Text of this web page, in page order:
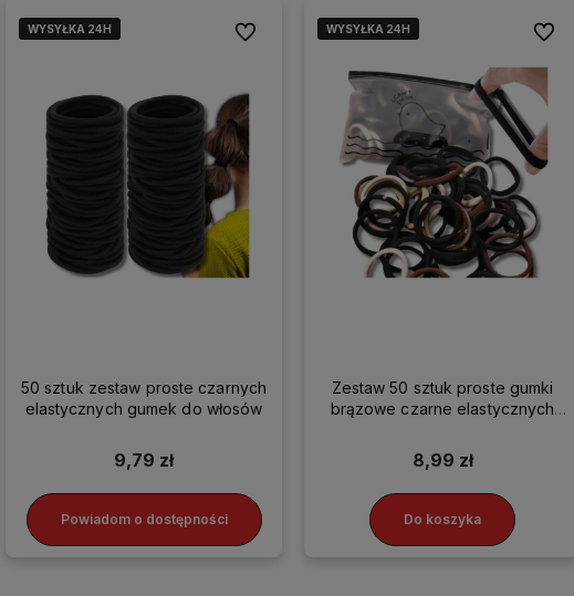
WYSYŁKA 24H
WYSYŁKA 24H
50 sztuk zestaw proste czarnych
elastycznych gumek do włosów
9,79 zł
Powiadom o dostępności
Do ulubionychWYSYŁKA 24H
WYSYŁKA 24H
Zestaw 50 sztuk proste gumki
brązowe czarne elastycznych
8,99 zł
Do koszyka
Do